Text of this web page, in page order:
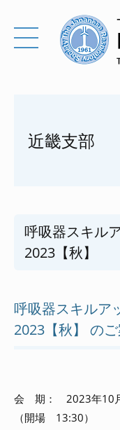
近畿支部
呼吸器スキル
2023【秋】
呼吸器スキルア
2023【秋】 の
会 期： 2023年10
（開場 13:30）